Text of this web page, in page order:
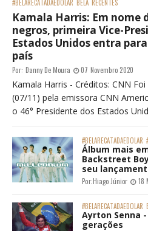
#BELARECATADAEDOLAR BELA RECENTES
Kamala Harris: Em nome
negros, primeira Vice-
Estados Unidos entra
país
Por: Danny De Moura 07 Novembro 2020
Kamala Harris - Créditos: CNN
(07/11) pela emissora CNN
o 46° Presidente dos Estados
#BELARECATADAEDOLAR
Álbum mais
Backstreet
seu
Por:Hiago Júnior 18
#BELARECATADAEDOLAR
Ayrton Senna
gerações